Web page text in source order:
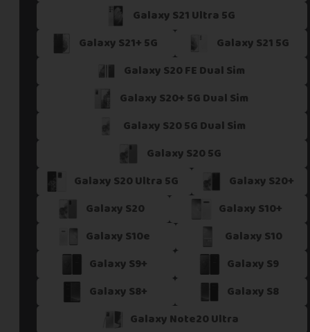
Si vous ne trouvez pas une offre correspondant aux
Vous pouvez éventuellement nous contacter.
Galaxy S21 Ultra 5G
Galaxy S21+ 5G
Galaxy S21 5G
Galaxy S20 FE Dual Sim
Galaxy S20+ 5G Dual Sim
Galaxy S20 5G Dual Sim
Galaxy S20 5G
Galaxy S20 Ultra 5G
Galaxy S20+
Galaxy S20
Galaxy S10+
Galaxy S10e
Galaxy S10
Galaxy S9+
Galaxy S9
Galaxy S8+
Galaxy S8
Galaxy Note20 Ultra